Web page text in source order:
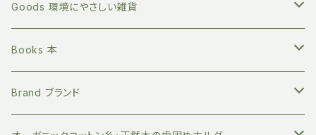
Goods 環境にやさしい雑貨
繰り返し長く使える ステンレスボトル
地球にやさしい 竹歯ブラシ
持ち運びに便利 竹歯ブラシケース
Books 本
絵本 赤ちゃん向け
Brand ブランド